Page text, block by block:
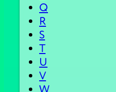
Q
R
S
T
U
V